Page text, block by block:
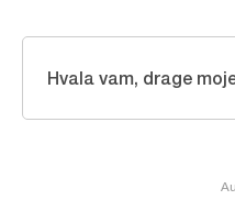
Hvala vam, drage